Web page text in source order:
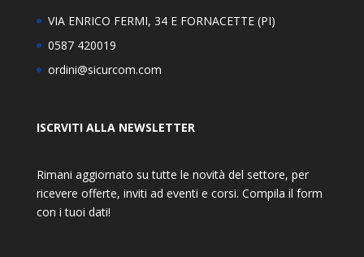
VIA ENRICO FERMI, 34 E FORNACETTE (PI)
0587 420019
ordini@sicurcom.com
ISCRVITI ALLA NEWSLETTER
Rimani aggiornato su tutte le novità del settore, per
ricevere offerte, inviti ad eventi e corsi. Compila il form
con i tuoi dati!